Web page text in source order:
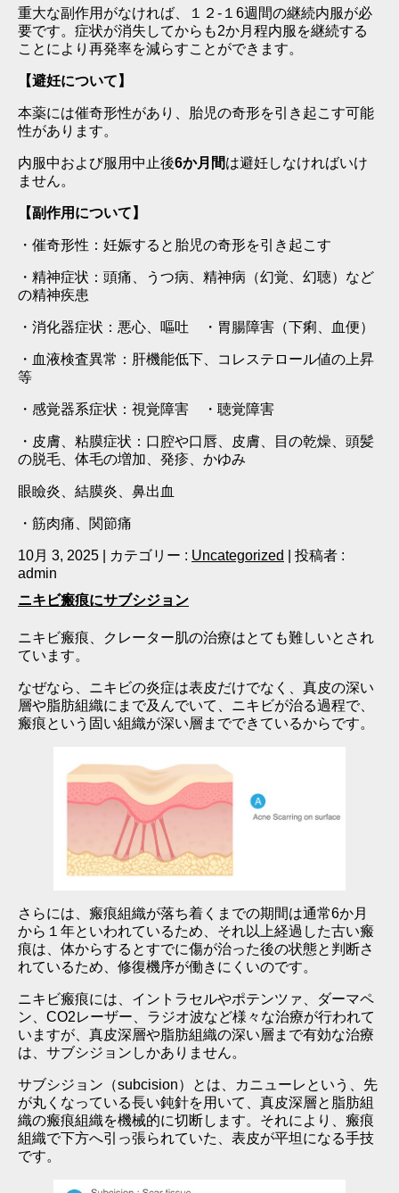
重大な副作用がなければ、１２-１6週間の継続内服が必
要です。症状が消失してからも2か月程内服を継続する
ことにより再発率を減らすことができます。
【避妊について】
本薬には催奇形性があり、胎児の奇形を引き起こす可能
性があります。
内服中および服用中止後6か月間は避妊しなければいけ
ません。
【副作用について】
・催奇形性：妊娠すると胎児の奇形を引き起こす
・精神症状：頭痛、うつ病、精神病（幻覚、幻聴）など
の精神疾患
・消化器症状：悪心、嘔吐 ・胃腸障害（下痢、血便）
・血液検査異常：肝機能低下、コレステロール値の上昇
等
・感覚器系症状：視覚障害 ・聴覚障害
・皮膚、粘膜症状：口腔や口唇、皮膚、目の乾燥、頭髪
の脱毛、体毛の増加、発疹、かゆみ
眼瞼炎、結膜炎、鼻出血
・筋肉痛、関節痛
10月 3, 2025 カテゴリー : Uncategorized
投稿者 :
admin
ニキビ瘢痕にサブシジョン
ニキビ瘢痕、クレーター肌の治療はとても難しいとされ
ています。
なぜなら、ニキビの炎症は表皮だけでなく、真皮の深い
層や脂肪組織にまで及んでいて、ニキビが治る過程で、
瘢痕という固い組織が深い層までできているからです。
さらには、瘢痕組織が落ち着くまでの期間は通常6か月
から１年といわれているため、それ以上経過した古い瘢
痕は、体からするとすでに傷が治った後の状態と判断さ
れているため、修復機序が働きにくいのです。
ニキビ瘢痕には、イントラセルやポテンツァ、ダーマペ
ン、CO2レーザー、ラジオ波など様々な治療が行われて
いますが、真皮深層や脂肪組織の深い層まで有効な治療
は、サブシジョンしかありません。
サブシジョン（subcision）とは、カニューレという、先
が丸くなっている長い鈍針を用いて、真皮深層と脂肪組
織の瘢痕組織を機械的に切断します。それにより、瘢痕
組織で下方へ引っ張られていた、表皮が平坦になる手技
です。